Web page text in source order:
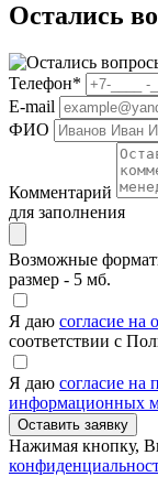
Остались
Телефон*
E-mail
ФИО
Комментарий
для заполнения
Возможные
размер - 5 мб.
Я даю согласие на
соответствии с
Я даю согласие на
информационных
Нажимая кнопку,